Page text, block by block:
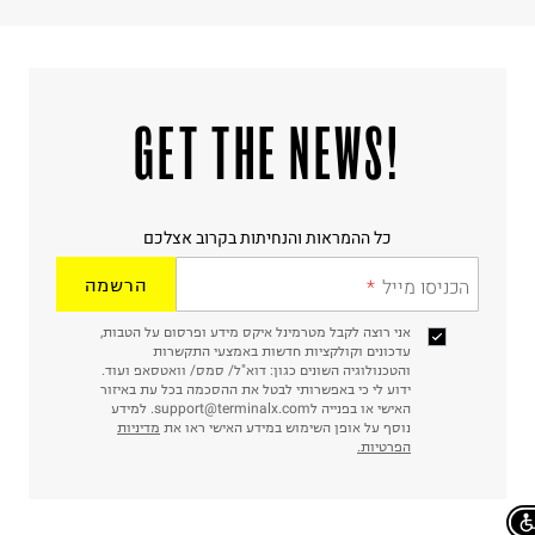
!GET THE NEWS
כל ההמראות והנחיתות בקרוב אצלכם
הכניסו מייל הרשמה
אני רוצה לקבל מטרמינל איקס מידע ופרסום על הטבות,
עדכונים וקולקציות חדשות באמצעי התקשרות
והטכנולוגיה השונים כגון: דוא"ל/ סמס/ וואטסאפ ועוד.
ידוע לי כי באפשרותי לבטל את ההסכמה בכל עת באיזור
האישי או בפנייה לsupport@terminalx.com. למידע
נוסף על אופן השימוש במידע האישי ראו את מדיניות
הפרטיות.